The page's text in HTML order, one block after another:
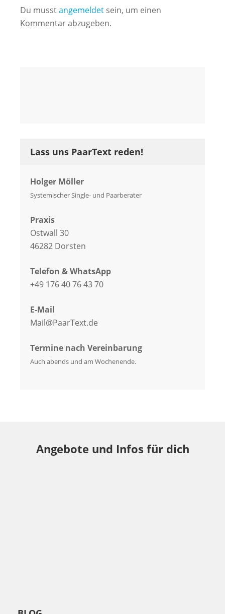
Du musstangemeldet sein, um einen
Kommentar abzugeben.
Lass uns PaarText reden!
Holger Möller
Systemischer Single- und Paarberater
Praxis
Ostwall 30
46282 Dorsten
Telefon & WhatsApp
+49 176 40 76 43 70
E-Mail
Mail@PaarText.de
Termine nach Vereinbarung
Auch abends und am Wochenende.
Angebote und Infos für dich